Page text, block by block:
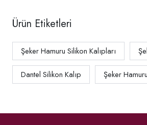
Ürün Etiketleri
Şeker Hamuru Silikon Kalıpları
Dantel Silikon Kalıp Şeker